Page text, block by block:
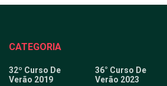
CATEGORIA
32º Curso De
Verão 2019
36° Curso De
Verão 2023